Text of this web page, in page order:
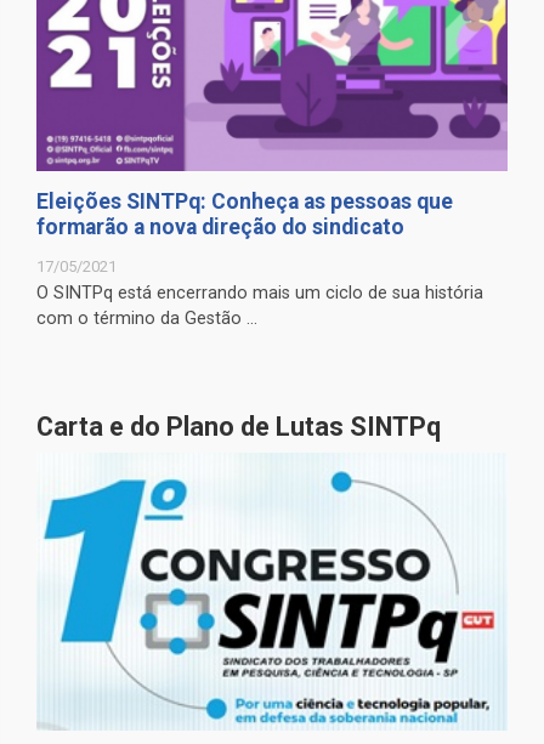
Eleições SINTPq: Conheça as pessoas que
formarão a nova direção do sindicato
17/05/2021
O SINTPq está encerrando mais um ciclo de sua história
com o término da Gestão ...
Carta e do Plano de Lutas SINTPq